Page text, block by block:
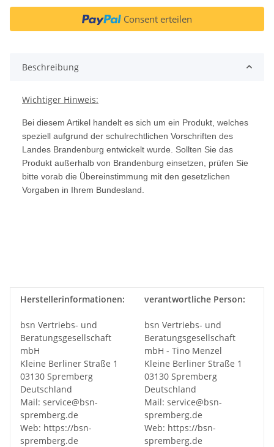
Consent erteilen
Beschreibung
Wichtiger Hinweis:
Bei diesem Artikel handelt es sich um ein Produkt, welches
speziell aufgrund der schulrechtlichen Vorschriften des
Landes Brandenburg entwickelt wurde. Sollten Sie das
Produkt außerhalb von Brandenburg einsetzen, prüfen Sie
bitte vorab die Übereinstimmung mit den gesetzlichen
Vorgaben in Ihrem Bundesland.
Herstellerinformationen:
bsn Vertriebs- und
Beratungsgesellschaft
mbH
Kleine Berliner Straße 1
03130 Spremberg
Deutschland
Mail: service@bsn-
spremberg.de
Web: https://bsn-
spremberg.de
verantwortliche Person:
bsn Vertriebs- und
Beratungsgesellschaft
mbH - Tino Menzel
Kleine Berliner Straße 1
03130 Spremberg
Deutschland
Mail: service@bsn-
spremberg.de
Web: https://bsn-
spremberg.de